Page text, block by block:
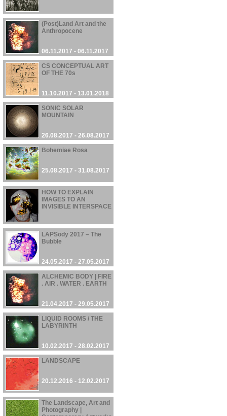
13.11.2017 - 13.11.2017
(Post)Land Art and the
Anthropocene
06.11.2017 - 06.11.2017
CS CONCEPTUAL ART
OF THE 70s
11.10.2017 - 13.01.2018
SONIC SOLAR
MOUNTAIN
26.08.2017 - 26.08.2017
Bohemiae Rosa
25.08.2017 - 31.08.2017
HOW TO EXPLAIN
IMAGES TO AN
INVISIBLE INTERSPACE
02.08.2017 - 10.08.2017
LAPSody 2017 – The
Bubble
24.05.2017 - 27.05.2017
ALCHEMIC BODY | FIRE
. AIR . WATER . EARTH
21.04.2017 - 29.05.2017
LIQUID ROOMS / THE
LABYRINTH
10.02.2017 - 28.02.2017
LANDSCAPE
20.12.2016 - 12.02.2017
The Landscape, Art and
Photography |